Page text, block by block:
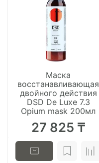
Маска
восстанавливающая
двойного действия
DSD De Luxe 7.3
Opium mask 200мл
27 825 ₸